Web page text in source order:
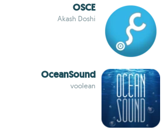
OSCE
Akash Doshi
OceanSound
voolean